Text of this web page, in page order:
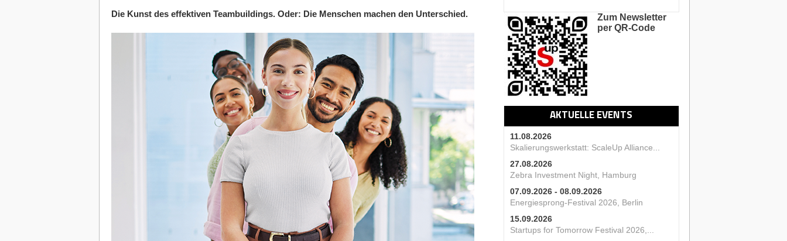
Zum Newsletter
per QR-Code
AKTUELLE EVENTS
11.08.2026
Skalierungswerkstatt: ScaleUp Alliance...
27.08.2026
Zebra Investment Night, Hamburg
07.09.2026 - 08.09.2026
Energiesprong-Festival 2026, Berlin
15.09.2026
Startups for Tomorrow Festival 2026,...
Die Kunst des effektiven Teambuildings. Oder: Die Menschen machen den Unterschied.